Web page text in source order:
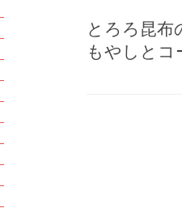
とろろ昆布
もやしとコ